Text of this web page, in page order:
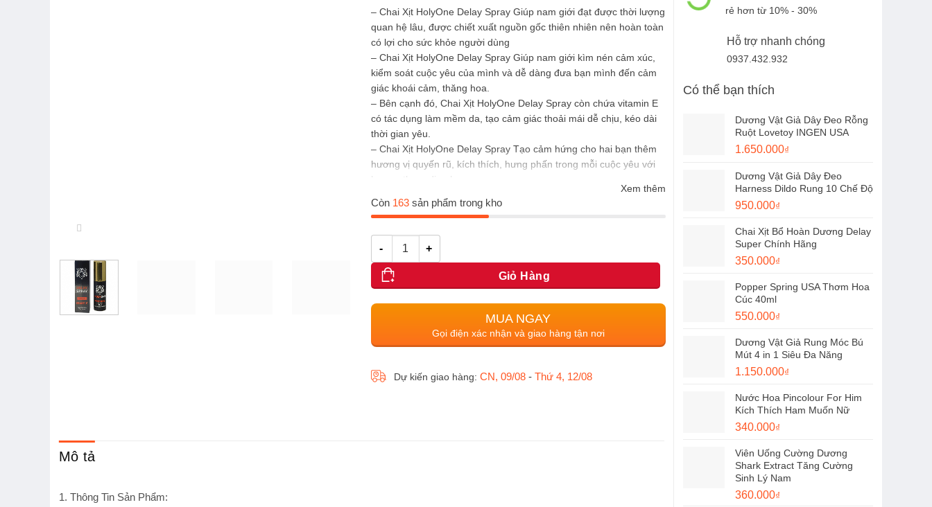
rẻ hơn từ 10% - 30%
Hỗ trợ nhanh chóng
0937.432.932
Có thể bạn thích
Dương Vật Giả Dây Đeo Rỗng
Ruột Lovetoy INGEN USA
Giá
là:
1.900.000₫.
1.650.000₫
tại
là:
Dương Vật Giả Dây Đeo
Harness Dildo Rung 10 Chế Độ
Giá
là:
1.100.000₫.
950.000₫
tại
là:
Chai Xịt Bổ Hoàn Dương Delay
Super Chính Hãng
Giá
là:
450.000₫.
350.000₫
tại
Popper Spring USA Thơm Hoa
Cúc 40ml
Giá
là:
650.000₫.
550.000₫
tại
là:
550.000₫.
Dương Vật Giả Rung Móc Bú
Mút 4 in 1 Siêu Đa Năng
Giá
là:
1.300.000₫.
1.150.000₫
tại
là:
Nước Hoa Pincolour For Him
Kích Thích Ham Muốn Nữ
Giá
là:
450.000₫.
340.000₫
tại
là:
340.000₫.
Viên Uống Cường Dương
Shark Extract Tăng Cường
Sinh Lý Nam
Giá
360.000₫
440.000₫.
– Chai Xịt HolyOne Delay Spray Giúp nam giới đạt được thời lượng
quan hệ lâu, được chiết xuất nguồn gốc thiên nhiên nên hoàn toàn
có lợi cho sức khỏe người dùng
– Chai Xịt HolyOne Delay Spray Giúp nam giới kìm nén cảm xúc,
kiểm soát cuộc yêu của mình và dễ dàng đưa bạn mình đến cảm
giác khoái cảm, thăng hoa.
– Bên cạnh đó, Chai Xịt HolyOne Delay Spray còn chứa vitamin E
có tác dụng làm mềm da, tạo cảm giác thoải mái dễ chịu, kéo dài
thời gian yêu.
– Chai Xịt HolyOne Delay Spray Tạo cảm hứng cho hai bạn thêm
hương vị quyến rũ, kích thích, hưng phấn trong mỗi cuộc yêu với
hương thơm dịu nhẹ.
– Chai Xịt HolyOne Delay Spray Giúp phái mạnh lấy lại phong độ,
sự tự tin trước bạn tình.
Xem thêm
Còn 163sản phẩm trong kho
Số lượng
Giỏ Hàng
MUA NGAY
Gọi điện xác nhận và giao hàng tận nơi
Dự kiến giao hàng: CN, 09/08- Thứ 4, 12/08
Mô tả
1. Thông Tin Sản Phẩm: